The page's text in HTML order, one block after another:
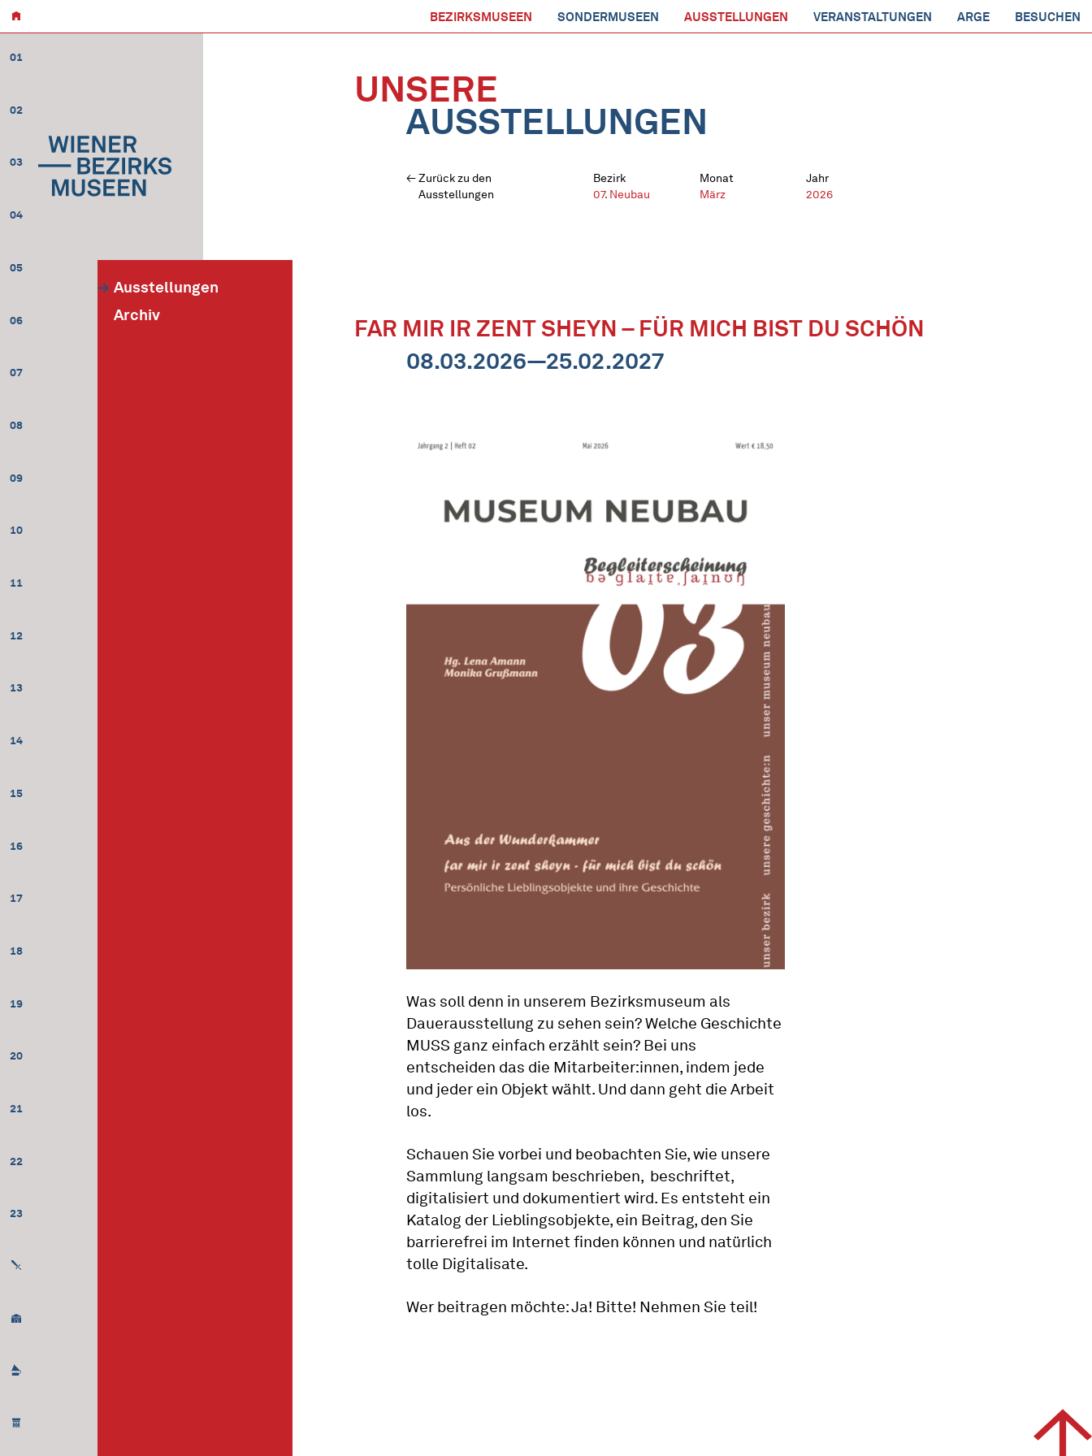
BEZIRKSMUSEEN SONDERMUSEEN AUSSTELLUNGEN VERANSTALTUNGEN ARGE BESUCHEN
01
02
03
04
05
06
07
08
09
10
11
12
13
14
15
16
17
18
19
20
21
22
23
Ausstellungen
Archiv
UNSERE
AUSSTELLUNGEN
Zurück zu den
Ausstellungen
Bezirk
07. Neubau
Monat
März
Jahr
2026
FAR MIR IR ZENT SHEYN – FÜR MICH BIST DU SCHÖN
08.03.2026—25.02.2027
Was soll denn in unserem Bezirksmuseum als
Dauerausstellung zu sehen sein? Welche Geschichte
MUSS ganz einfach erzählt sein? Bei uns
entscheiden das die Mitarbeiter:innen, indem jede
und jeder ein Objekt wählt. Und dann geht die Arbeit
los.
Schauen Sie vorbei und beobachten Sie, wie unsere
Sammlung langsam beschrieben, beschriftet,
digitalisiert und dokumentiert wird. Es entsteht ein
Katalog der Lieblingsobjekte, ein Beitrag, den Sie
barrierefrei im Internet finden können und natürlich
tolle Digitalisate.
Wer beitragen möchte: Ja! Bitte! Nehmen Sie teil!